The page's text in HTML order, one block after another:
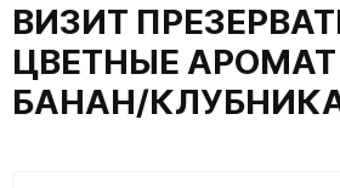
ВИЗИТ
ЦВЕТНЫЕ
БАНАН/